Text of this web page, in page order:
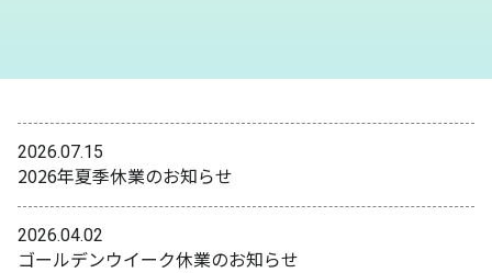
2026.07.15
2026年夏季休業のお知らせ
2026.04.02
ゴールデンウイーク休業のお知らせ